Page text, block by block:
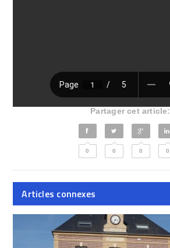
Partager cet article:
0 0 0 0
Articles connexes